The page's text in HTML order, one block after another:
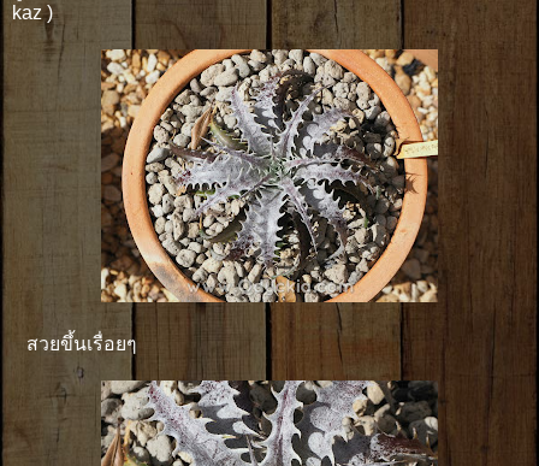
kaz )
สวยขึ้นเรื่อยๆ